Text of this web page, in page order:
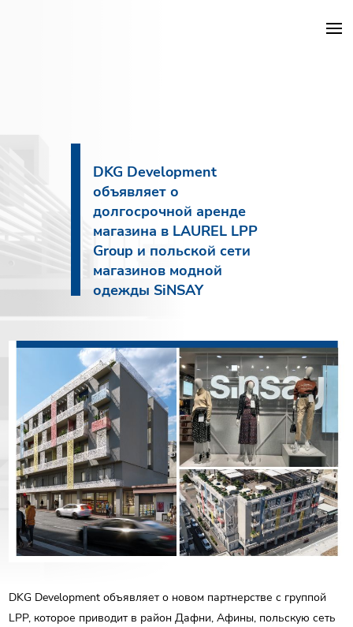
Объекты
Услуги
Строительство
О компании
РУС
ENG
ΕΛΛ
Связаться с нами
DKG Development
объявляет о
долгосрочной аренде
магазина в LAUREL LPP
Group и польской сети
магазинов модной
одежды SiNSAY
DKG Development объявляет о новом партнерстве с группой
LPP, которое приводит в район Дафни, Афины, польскую сеть